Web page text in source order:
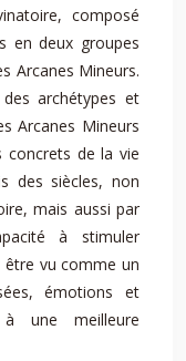
composé
en deux groupes
Arcanes Mineurs.
archétypes et
Arcanes Mineurs
concrets de la vie
des siècles, non
mais aussi par
à stimuler
être vu comme un
émotions et
une meilleure